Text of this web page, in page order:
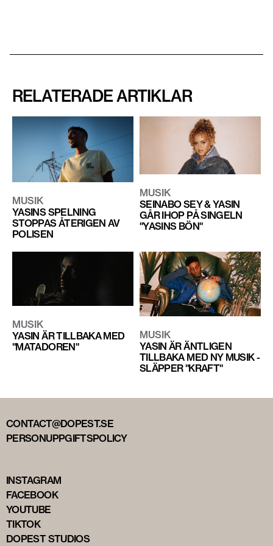
RELATERADE ARTIKLAR
MUSIK
YASINS SPELNING
STOPPAS ÅTERIGEN AV
POLISEN
MUSIK
SEINABO SEY & YASIN
GÅR IHOP PÅ SINGELN
"YASINS BÖN"
MUSIK
YASIN ÄR TILLBAKA MED
"MATADOREN"
MUSIK
YASIN ÄR ÄNTLIGEN
TILLBAKA MED NY MUSIK -
SLÄPPER "KRAFT"
CONTACT@DOPEST.SE
PERSONUPPGIFTSPOLICY
INSTAGRAM
FACEBOOK
YOUTUBE
TIKTOK
DOPEST STUDIOS